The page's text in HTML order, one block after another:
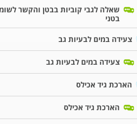
שאלה לגבי קוביות בבטן והקשר
בטני
צעידה במים לבעיות גב
צעידה במים לבעיות גב
הארכת גיד אכילס
הארכת גיד אכילס